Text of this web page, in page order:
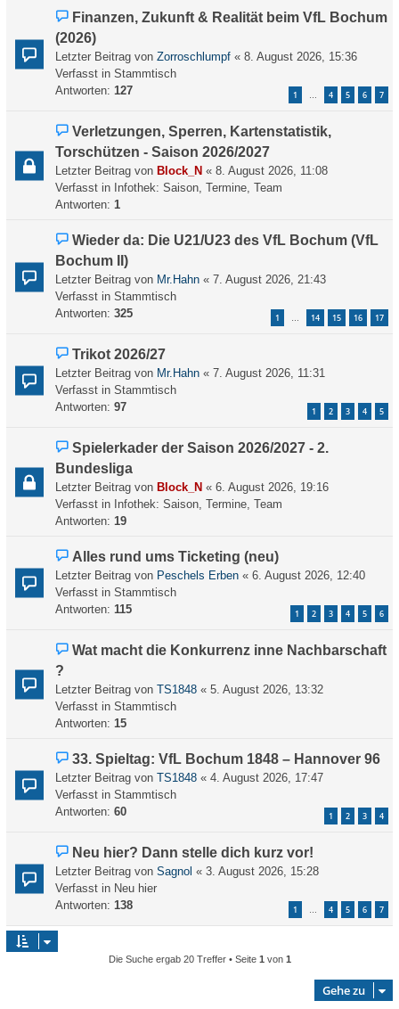
g
e
i
t
r
a
N
e
e
i
t
r
a
g
Finanzen, Zukunft & Realität beim VfL Bochum
(2026)
Letzter Beitrag von Zorroschlumpf « 8. August 2026, 15:36
Verfasst in Stammtisch
Antworten: 127 1 … 4 5 6 7
N
e
e
e
t
r
a
g
Verletzungen, Sperren, Kartenstatistik,
Torschützen - Saison 2026/2027
Letzter Beitrag von Block_N « 8. August 2026, 11:08
Verfasst in Infothek: Saison, Termine, Team
Antworten: 1
N
e
e
i
t
r
a
Wieder da: Die U21/U23 des VfL Bochum (VfL
Bochum II)
Letzter Beitrag von Mr.Hahn « 7. August 2026, 21:43
Verfasst in Stammtisch
Antworten: 325 1 … 14 15 16 17
N
e
u
e
e
i
t
r
a
Trikot 2026/27
Letzter Beitrag von Mr.Hahn « 7. August 2026, 11:31
Verfasst in Stammtisch
Antworten: 97 1 2 3 4 5
N
e
e
e
t
r
a
Spielerkader der Saison 2026/2027 - 2.
Bundesliga
Letzter Beitrag von Block_N « 6. August 2026, 19:16
Verfasst in Infothek: Saison, Termine, Team
Antworten: 19
N
e
u
e
e
t
r
a
Alles rund ums Ticketing (neu)
Letzter Beitrag von Peschels Erben « 6. August 2026, 12:40
Verfasst in Stammtisch
Antworten: 115 1 2 3 4 5 6
N
e
e
t
r
a
Wat macht die Konkurrenz inne Nachbarschaft
?
Letzter Beitrag von TS1848 « 5. August 2026, 13:32
Verfasst in Stammtisch
Antworten: 15
N
e
u
e
e
i
t
r
a
33. Spieltag: VfL Bochum 1848 – Hannover 96
Letzter Beitrag von TS1848 « 4. August 2026, 17:47
Verfasst in Stammtisch
Antworten: 60 1 2 3 4
N
e
u
e
Neu hier? Dann stelle dich kurz vor!
Letzter Beitrag von Sagnol « 3. August 2026, 15:28
Verfasst in Neu hier
Antworten: 138 1 … 4 5 6 7
Die Suche ergab 20 Treffer • Seite 1 von 1
Gehe zu